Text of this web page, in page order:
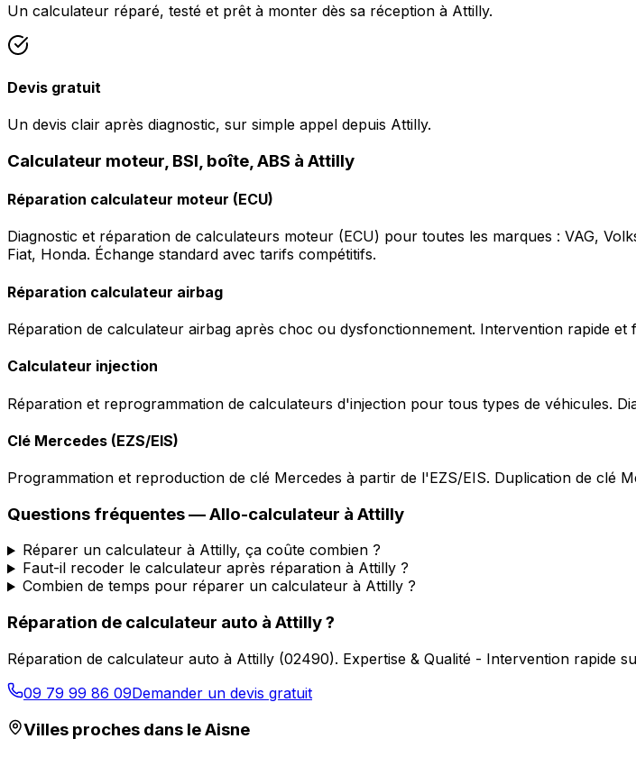
Un calculateur réparé, testé et prêt à monter dès sa réception à Attilly.
Devis gratuit
Un devis clair après diagnostic, sur simple appel depuis Attilly.
Calculateur moteur, BSI, boîte, ABS à Attilly
Réparation calculateur moteur (ECU)
Diagnostic et réparation de calculateurs moteur (ECU) pour toutes les marques : VAG,
Fiat, Honda. Échange standard avec tarifs compétitifs.
Réparation calculateur airbag
Réparation de calculateur airbag après choc ou dysfonctionnement. Intervention rapide et
Calculateur injection
Réparation et reprogrammation de calculateurs d'injection pour tous types de véhicules.
Clé Mercedes (EZS/EIS)
Programmation et reproduction de clé Mercedes à partir de l'EZS/EIS. Duplication de clé
Questions fréquentes —Allo-calculateur à Attilly
Réparer un calculateur à Attilly, ça coûte combien ?
Faut-il recoder le calculateur après réparation à Attilly ?
Combien de temps pour réparer un calculateur à Attilly ?
Réparation de calculateur auto à Attilly?
Réparation de calculateur auto à Attilly (02490). Expertise & Qualité - Intervention rapide
09 79 99 86 09Demander un devis gratuit
Villes proches dans leAisne